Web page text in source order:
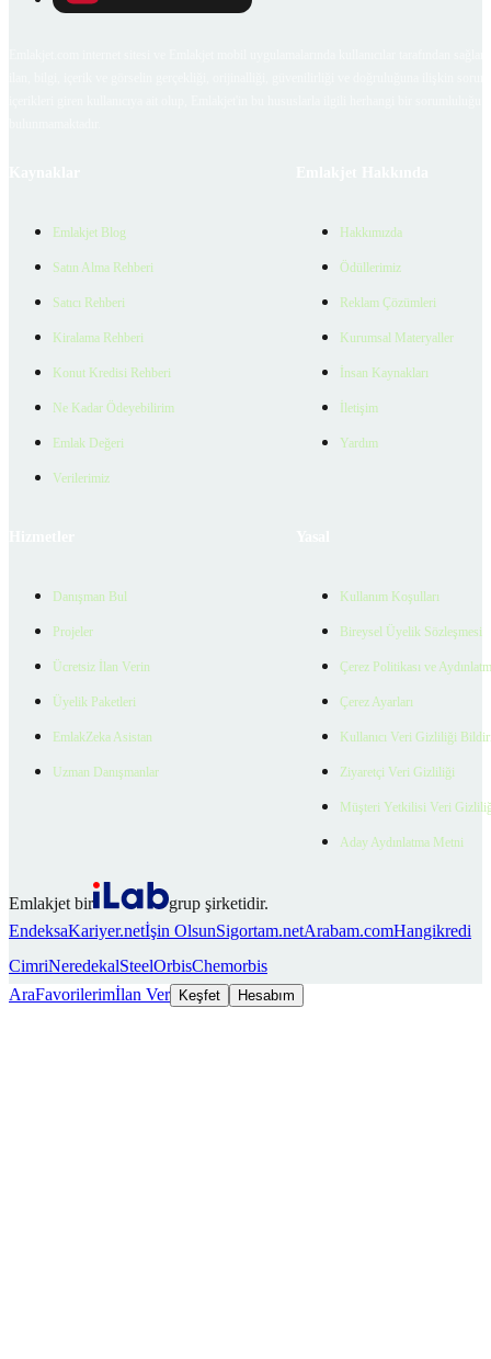
Emlakjet Blog
Satın Alma Rehberi
Satıcı Rehberi
Kiralama Rehberi
Konut Kredisi Rehberi
Ne Kadar Ödeyebilirim
Emlak Değeri
Verilerimiz
Hakkımızda
Ödüllerimiz
Reklam Çözümleri
Kurumsal Materyaller
İnsan Kaynakları
İletişim
Yardım
Danışman Bul
Projeler
Ücretsiz İlan Verin
Üyelik Paketleri
EmlakZeka Asistan
Uzman Danışmanlar
Kullanım Koşulları
Bireysel Üyelik Sözleşmesi
Çerez Politikası ve
Çerez Ayarları
Kullanıcı Veri Gizliliği
Ziyaretçi Veri Gizliliği
Müşteri Yetkilisi Veri
Aday Aydınlatma Metni
Emlakjet bir
grup şirketidir.
EndeksaKariyer.netİşin OlsunSigortam.netArabam.comHangikredi
CimriNeredekalSteelOrbisChemorbis
AraFavorilerimİlan Ver Keşfet Hesabım